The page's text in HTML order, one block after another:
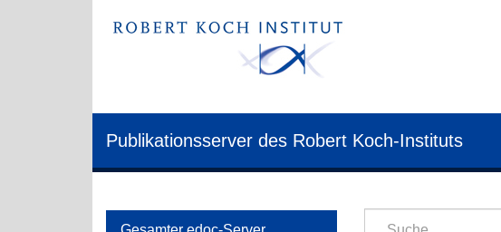
Publikationsserver des Robert Koch-Instituts